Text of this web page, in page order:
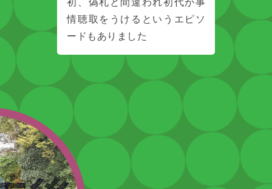
情聴取をうけるというエピソ
ードもありました